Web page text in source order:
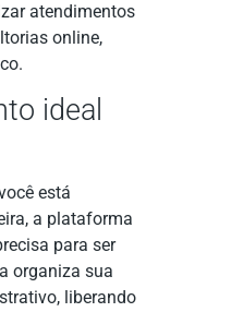
atendimentos
online,
ideal
está
a plataforma
para ser
organiza sua
liberando